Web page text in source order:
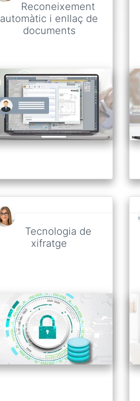
Reconeixement
automàtic i enllaç de
documents
Tecnologia de
xifratge